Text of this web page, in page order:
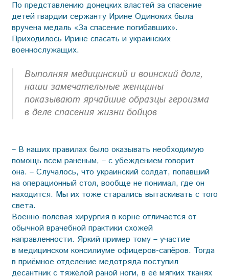
По представлению донецких властей за спасение
детей гвардии сержанту Ирине Одиноких была
вручена медаль «За спасение погибавших».
Приходилось Ирине спасать и украинских
военнослужащих.
Выполняя медицинский и воинский долг,
наши замечательные женщины
показывают ярчайшие образцы героизма
в деле спасения жизни бойцов
– В наших правилах было оказывать необходимую
помощь всем раненым, – с убеждением говорит
она. – Случалось, что украинский солдат, попавший
на операционный стол, вообще не понимал, где он
находится. Мы их тоже старались вытаскивать с того
света.
Военно-полевая хирургия в корне отличается от
обычной врачебной практики схожей
направленности. Яркий пример тому – участие
в медицинском консилиуме офицеров-сапёров. Тогда
в приёмное отделение мед­отряда поступил
десантник с тяжёлой раной ноги, в её мягких тканях